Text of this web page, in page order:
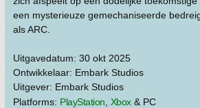
een mysterieuze gemechaniseerde
als ARC.
Uitgavedatum: 30 okt 2025
Ontwikkelaar: Embark Studios
Uitgever: Embark Studios
Platforms: PlayStation Xbox& PC